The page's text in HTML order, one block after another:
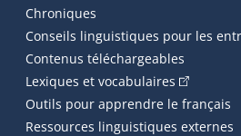
Chroniques
Conseils linguistiques pour les
Contenus téléchargeables
Lexiques et vocabulaires (Cet
Outils pour apprendre le français
Ressources linguistiques externes